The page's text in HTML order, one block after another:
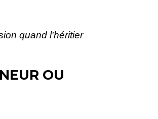
quand l'héritier
OU